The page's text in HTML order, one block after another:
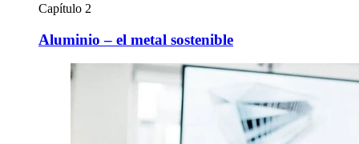
Capítulo 2
Aluminio – el metal sostenible